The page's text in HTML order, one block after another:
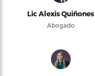
Lic Alexis Quiñones
Abogado